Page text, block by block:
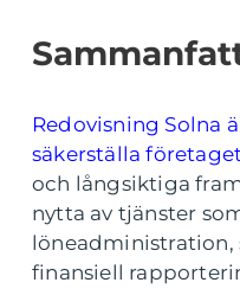
Redovisning Solna
säkerställa
och långsiktiga
nytta av tjänster
finansiell